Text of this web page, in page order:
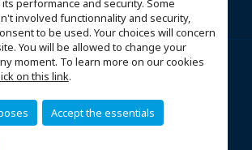
performance and security. Some
involved functionnality and security,
to be used. Your choices will concern
You will be allowed to change your
moment. To learn more on our cookies
on this link.
Accept the essentials
Légales